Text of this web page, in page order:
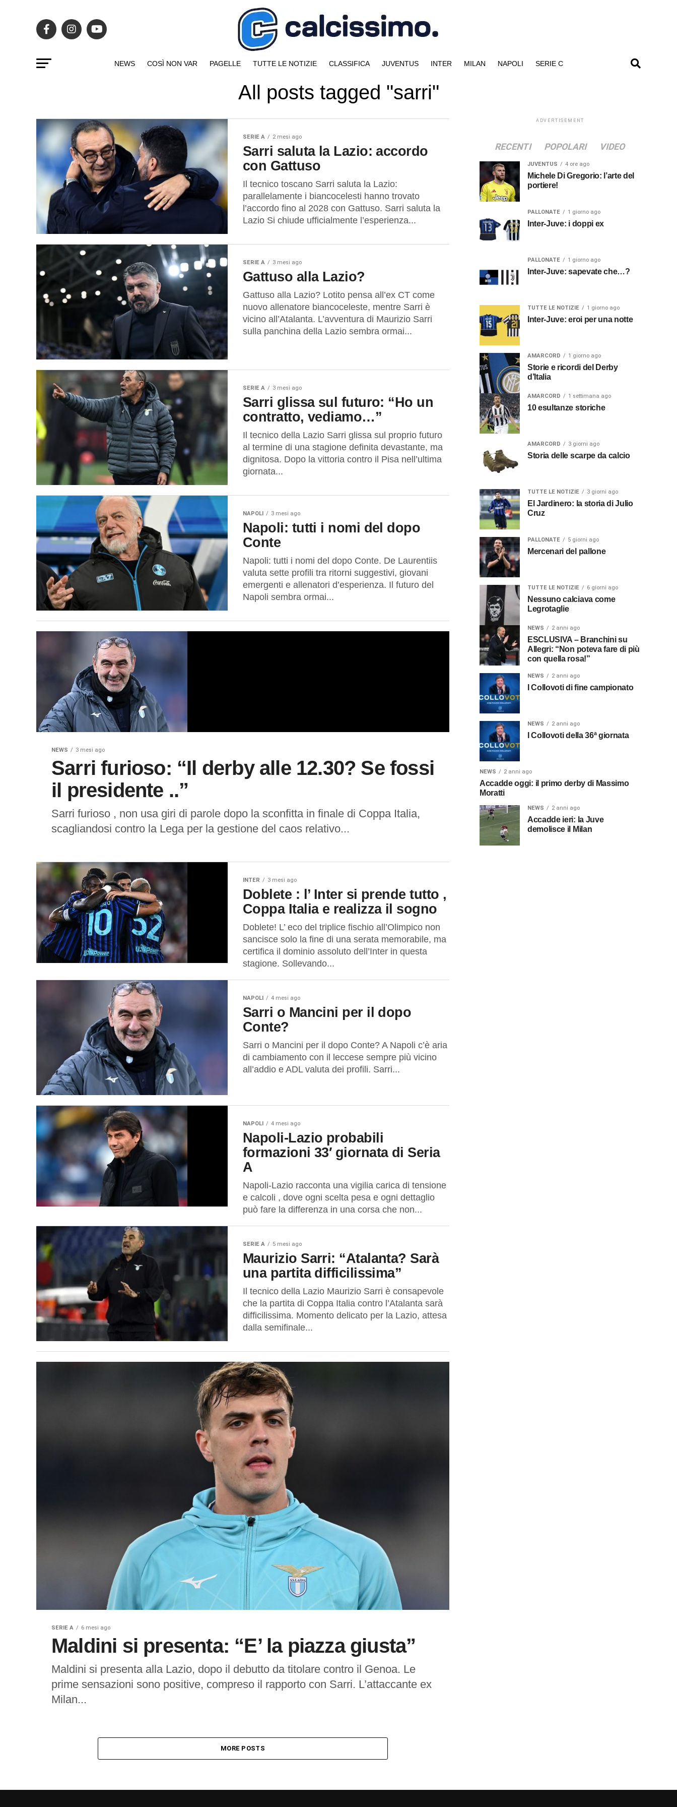
NEWS COSÌ NON VAR PAGELLE TUTTE LE NOTIZIE CLASSIFICA JUVENTUS INTER MILAN NAPOLI SERIE C
All posts tagged "sarri"
SERIE A 2 mesi ago
Sarri saluta la Lazio: accordo
con Gattuso
Il tecnico toscano Sarri saluta la Lazio:
parallelamente i biancocelesti hanno trovato
l’accordo fino al 2028 con Gattuso. Sarri saluta la
Lazio Si chiude ufficialmente l’esperienza...
SERIE A 3 mesi ago
Gattuso alla Lazio?
Gattuso alla Lazio? Lotito pensa all’ex CT come
nuovo allenatore biancoceleste, mentre Sarri è
vicino all’Atalanta. L’avventura di Maurizio Sarri
sulla panchina della Lazio sembra ormai...
SERIE A 3 mesi ago
Sarri glissa sul futuro: “Ho un
contratto, vediamo…”
Il tecnico della Lazio Sarri glissa sul proprio futuro
al termine di una stagione definita devastante, ma
dignitosa. Dopo la vittoria contro il Pisa nell’ultima
giornata...
NAPOLI 3 mesi ago
Napoli: tutti i nomi del dopo
Conte
Napoli: tutti i nomi del dopo Conte. De Laurentiis
valuta sette profili tra ritorni suggestivi, giovani
emergenti e allenatori d’esperienza. Il futuro del
Napoli sembra ormai...
NEWS 3 mesi ago
Sarri furioso: “Il derby alle 12.30? Se fossi
il presidente ..”
Sarri furioso , non usa giri di parole dopo la sconfitta in finale di Coppa Italia,
scagliandosi contro la Lega per la gestione del caos relativo...
INTER 3 mesi ago
Doblete : l’ Inter si prende tutto ,
Coppa Italia e realizza il sogno
Doblete! L’ eco del triplice fischio all’Olimpico non
sancisce solo la fine di una serata memorabile, ma
certifica il dominio assoluto dell’Inter in questa
stagione. Sollevando...
NAPOLI 4 mesi ago
Sarri o Mancini per il dopo
Conte?
Sarri o Mancini per il dopo Conte? A Napoli c’è aria
di cambiamento con il leccese sempre più vicino
all’addio e ADL valuta dei profili. Sarri...
NAPOLI 4 mesi ago
Napoli-Lazio probabili
formazioni 33′ giornata di Seria
A
Napoli-Lazio racconta una vigilia carica di tensione
e calcoli , dove ogni scelta pesa e ogni dettaglio
può fare la differenza in una corsa che non...
SERIE A 5 mesi ago
Maurizio Sarri: “Atalanta? Sarà
una partita difficilissima”
Il tecnico della Lazio Maurizio Sarri è consapevole
che la partita di Coppa Italia contro l’Atalanta sarà
difficilissima. Momento delicato per la Lazio, attesa
dalla semifinale...
SERIE A 6 mesi ago
Maldini si presenta: “E’ la piazza giusta”
Maldini si presenta alla Lazio, dopo il debutto da titolare contro il Genoa. Le
prime sensazioni sono positive, compreso il rapporto con Sarri. L’attaccante ex
Milan...
MORE POSTS
ADVERTISEMENT
RECENTI POPOLARI VIDEO
JUVENTUS 4 ore ago
Michele Di Gregorio: l’arte del
portiere!
PALLONATE 1 giorno ago
Inter-Juve: i doppi ex
PALLONATE 1 giorno ago
Inter-Juve: sapevate che…?
TUTTE LE NOTIZIE 1 giorno ago
Inter-Juve: eroi per una notte
AMARCORD 1 giorno ago
Storie e ricordi del Derby
d’Italia
AMARCORD 1 settimana ago
10 esultanze storiche
AMARCORD 3 giorni ago
Storia delle scarpe da calcio
TUTTE LE NOTIZIE 3 giorni ago
El Jardinero: la storia di Julio
Cruz
PALLONATE 5 giorni ago
Mercenari del pallone
TUTTE LE NOTIZIE 6 giorni ago
Nessuno calciava come
Legrotaglie
NEWS 2 anni ago
ESCLUSIVA – Branchini su
Allegri: “Non poteva fare di più
con quella rosa!”
NEWS 2 anni ago
I Collovoti di fine campionato
NEWS 2 anni ago
I Collovoti della 36ª giornata
NEWS 2 anni ago
Accadde oggi: il primo derby di Massimo
Moratti
NEWS 2 anni ago
Accadde ieri: la Juve
demolisce il Milan